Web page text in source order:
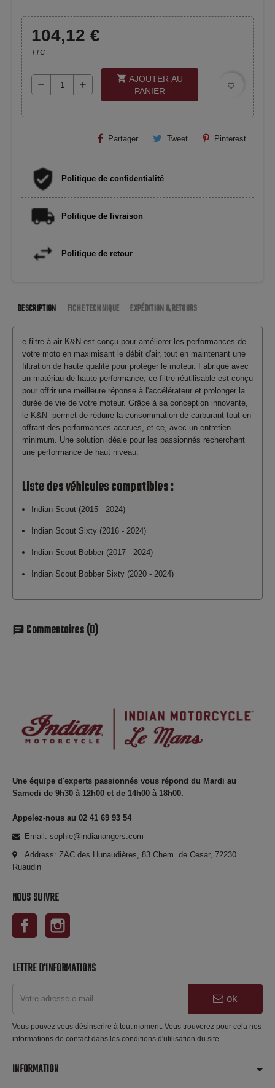
104,12 €
TTC
remove add
shopping_cart AJOUTER AU
PANIER
favorite_border
Partager Tweet Pinterest
Politique de confidentialité
Politique de livraison
Politique de retour
DESCRIPTION FICHE TECHNIQUE EXPÉDITION & RETOURS
e filtre à air K&N est conçu pour améliorer les performances de
votre moto en maximisant le débit d'air, tout en maintenant une
filtration de haute qualité pour protéger le moteur. Fabriqué avec
un matériau de haute performance, ce filtre réutilisable est conçu
pour offrir une meilleure réponse à l'accélérateur et prolonger la
durée de vie de votre moteur. Grâce à sa conception innovante,
le K&N permet de réduire la consommation de carburant tout en
offrant des performances accrues, et ce, avec un entretien
minimum. Une solution idéale pour les passionnés recherchant
une performance de haut niveau.
Liste des véhicules compatibles :
Indian Scout (2015 - 2024)
Indian Scout Sixty (2016 - 2024)
Indian Scout Bobber (2017 - 2024)
Indian Scout Bobber Sixty (2020 - 2024)
chat Commentaires(0)
Une équipe d'experts passionnés vous répond du Mardi au
Samedi de 9h30 à 12h00 et de 14h00 à 18h00.
Appelez-nous au 02 41 69 93 54
Email: sophie@indianangers.com
Address: ZAC des Hunaudières, 83 Chem. de Cesar, 72230
Ruaudin
NOUS SUIVRE
Facebook
LETTRE D'INFORMATIONS
ok
Vous pouvez vous désinscrire à tout moment. Vous trouverez pour cela nos
informations de contact dans les conditions d'utilisation du site.
INFORMATION